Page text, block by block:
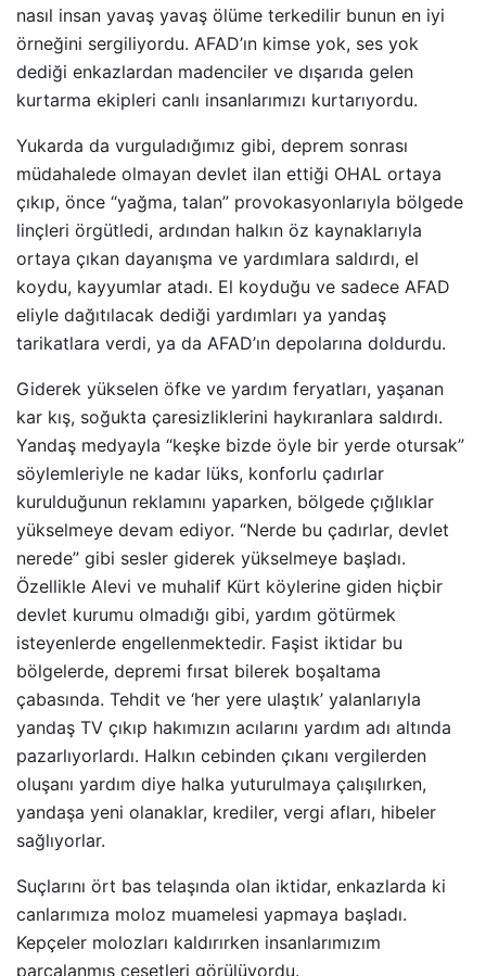
nasıl insan yavaş yavaş ölüme terkedilir bunun en iyi
örneğini sergiliyordu. AFAD’ın kimse yok, ses yok
dediği enkazlardan madenciler ve dışarıda gelen
kurtarma ekipleri canlı insanlarımızı kurtarıyordu.
Yukarda da vurguladığımız gibi, deprem sonrası
müdahalede olmayan devlet ilan ettiği OHAL ortaya
çıkıp, önce “yağma, talan” provokasyonlarıyla bölgede
linçleri örgütledi, ardından halkın öz kaynaklarıyla
ortaya çıkan dayanışma ve yardımlara saldırdı, el
koydu, kayyumlar atadı. El koyduğu ve sadece AFAD
eliyle dağıtılacak dediği yardımları ya yandaş
tarikatlara verdi, ya da AFAD’ın depolarına doldurdu.
Giderek yükselen öfke ve yardım feryatları, yaşanan
kar kış, soğukta çaresizliklerini haykıranlara saldırdı.
Yandaş medyayla “keşke bizde öyle bir yerde otursak”
söylemleriyle ne kadar lüks, konforlu çadırlar
kurulduğunun reklamını yaparken, bölgede çığlıklar
yükselmeye devam ediyor. “Nerde bu çadırlar, devlet
nerede” gibi sesler giderek yükselmeye başladı.
Özellikle Alevi ve muhalif Kürt köylerine giden hiçbir
devlet kurumu olmadığı gibi, yardım götürmek
isteyenlerde engellenmektedir. Faşist iktidar bu
bölgelerde, depremi fırsat bilerek boşaltama
çabasında. Tehdit ve ‘her yere ulaştık’ yalanlarıyla
yandaş TV çıkıp hakımızın acılarını yardım adı altında
pazarlıyorlardı. Halkın cebinden çıkanı vergilerden
oluşanı yardım diye halka yuturulmaya çalışılırken,
yandaşa yeni olanaklar, krediler, vergi afları, hibeler
sağlıyorlar.
Suçlarını ört bas telaşında olan iktidar, enkazlarda ki
canlarımıza moloz muamelesi yapmaya başladı.
Kepçeler molozları kaldırırken insanlarımızım
parçalanmış cesetleri görülüyordu.